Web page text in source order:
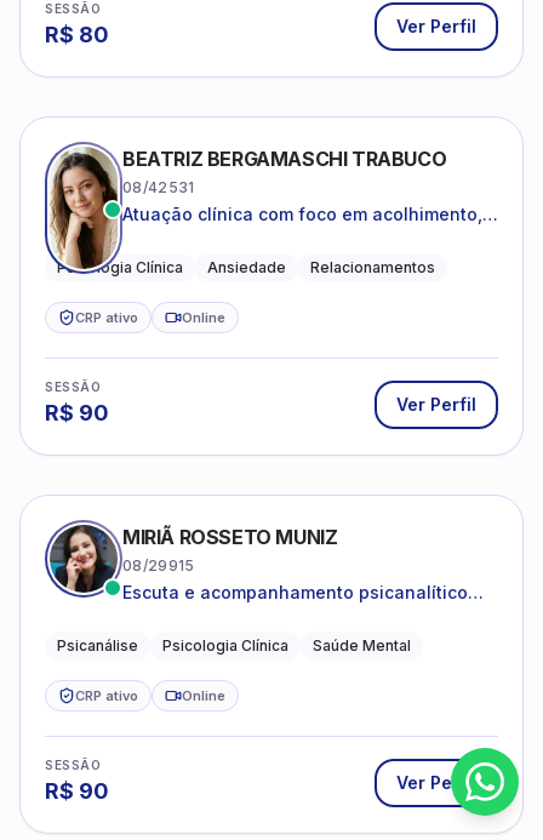
SESSÃO
R$ 80 Ver Perfil
BEATRIZ BERGAMASCHI TRABUCO
08/42531
Atuação clínica com foco em acolhimento,
Psicologia Clínica Ansiedade Relacionamentos
CRP ativo Online
SESSÃO
R$ 90 Ver Perfil
MIRIÃ ROSSETO MUNIZ
08/29915
Escuta e acompanhamento psicanalítico
Psicanálise Psicologia Clínica Saúde Mental
CRP ativo Online
SESSÃO
R$ 90 Ver Perfil